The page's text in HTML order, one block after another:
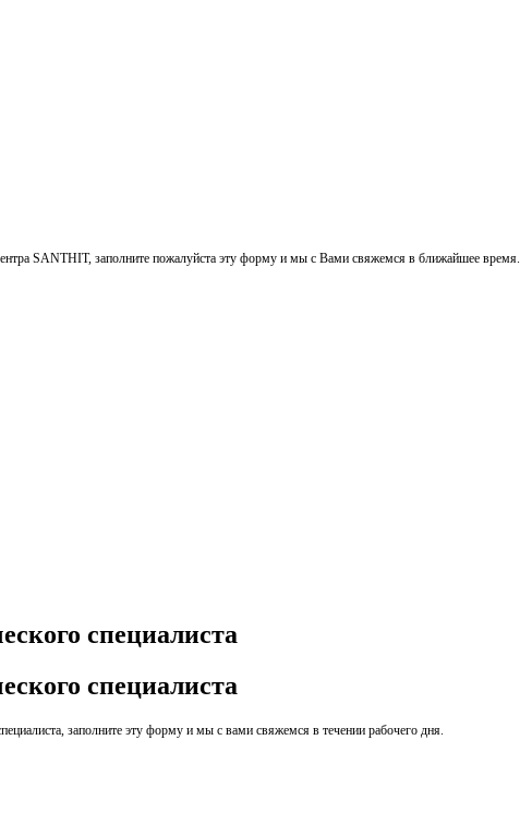
SANTHIT, заполните пожалуйста эту форму и мы с Вами свяжемся в ближайшее время.
специалиста
специалиста
заполните эту форму и мы с вами свяжемся в течении рабочего дня.